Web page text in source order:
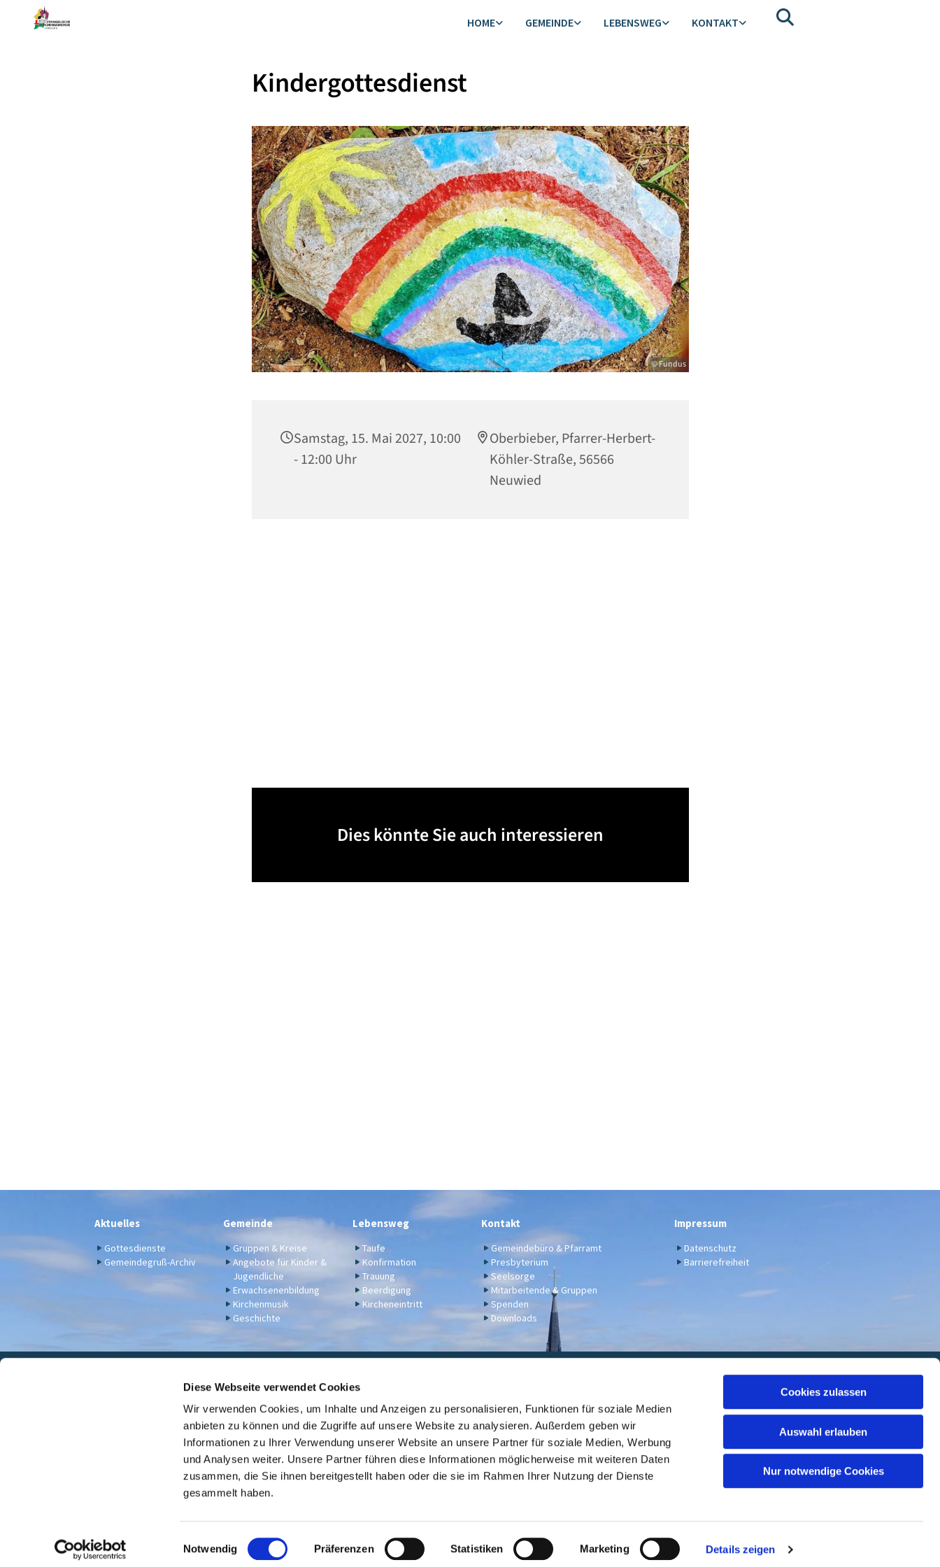
Diese Webseite verwendet Cookies
Wir verwenden Cookies, um Inhalte und Anzeigen zu personalisieren, Funktionen für soziale Medien
anbieten zu können und die Zugriffe auf unsere Website zu analysieren. Außerdem geben wir
Informationen zu Ihrer Verwendung unserer Website an unsere Partner für soziale Medien, Werbung
und Analysen weiter. Unsere Partner führen diese Informationen möglicherweise mit weiteren Daten
zusammen, die Sie ihnen bereitgestellt haben oder die sie im Rahmen Ihrer Nutzung der Dienste
gesammelt haben.
i
Notwendig Präferenzen Statistiken Marketing Details zeigen
Cookies zulassen
Auswahl erlauben
Nur notwendige Cookies
HOME GEMEINDE LEBENSWEG KONTAKT
Kindergottesdienst
© Fundus
Samstag, 15. Mai 2027, 10:00
- 12:00 Uhr
Oberbieber, Pfarrer-Herbert-
Köhler-Straße, 56566
Neuwied
Dies könnte Sie auch interessieren
Aktuelles
Gottesdienste
Gemeindegruß-Archiv
Gemeinde
Gruppen & Kreise
Angebote für Kinder &
Jugendliche
Erwachsenenbildung
Kirchenmusik
Geschichte
Lebensweg
Taufe
Konfirmation
Trauung
Beerdigung
Kircheneintritt
Kontakt
Gemeindebüro & Pfarramt
Presbyterium
Seelsorge
Mitarbeitende & Gruppen
Spenden
Downloads
Impressum
Datenschutz
Barrierefreiheit
Für Spenden u. a. - Bankverbindung: KD Bank (Bank für Kirche und Diakonie), IBAN: DE14 3506 0190 6531 7000 05, BIC: GENODED1DKD
Kontaktinformationenev. Kirche Engers
Link zur Übersicht der evangelischen Kirchengemeinden der Stadt Neuwied